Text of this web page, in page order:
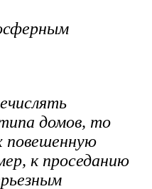
домов, то
повешенную
к проседанию